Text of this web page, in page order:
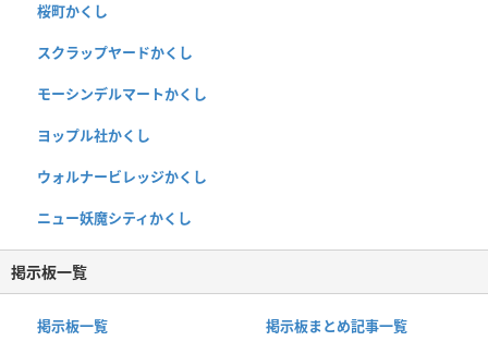
桜町かくし
スクラップヤードかくし
モーシンデルマートかくし
ヨップル社かくし
ウォルナービレッジかくし
ニュー妖魔シティかくし
掲示板一覧
掲示板一覧 掲示板まとめ記事一覧